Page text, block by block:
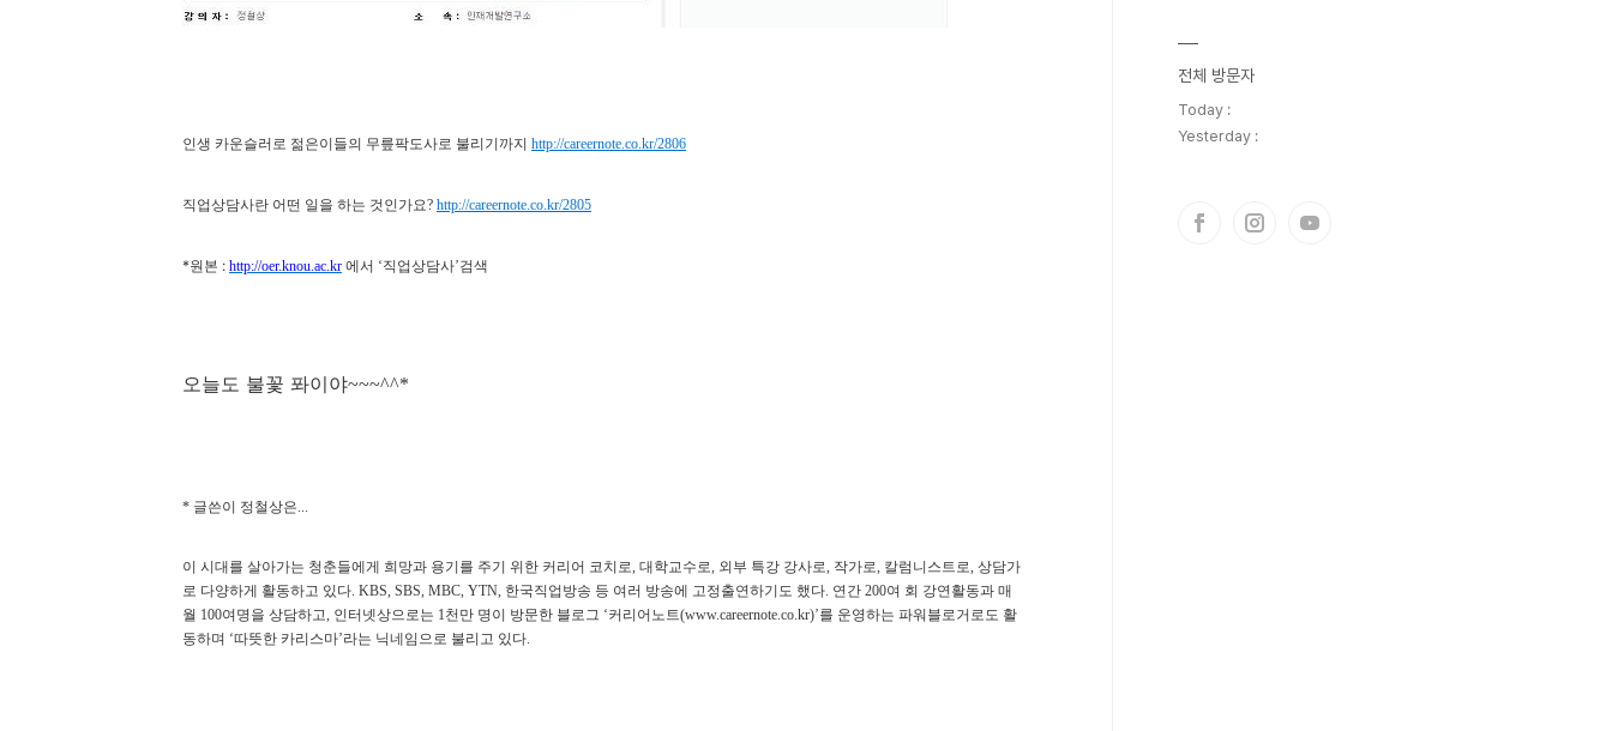
인생 카운슬러로 젊은이들의 무릎팍도사로 불리기까지 http://careernote.co.kr/2806
직업상담사란 어떤 일을 하는 것인가요? http://careernote.co.kr/2805
*원본 : http://oer.knou.ac.kr 에서 ‘직업상담사’검색
오늘도 불꽃 퐈이야~~~^^*
* 글쓴이 정철상은...
이 시대를 살아가는 청춘들에게 희망과 용기를 주기 위한 커리어 코치로, 대학교수로, 외부 특강 강사로, 작가로, 칼럼니스트로, 상담가
로 다양하게 활동하고 있다. KBS, SBS, MBC, YTN, 한국직업방송 등 여러 방송에 고정출연하기도 했다. 연간 200여 회 강연활동과 매
월 100여명을 상담하고, 인터넷상으로는 1천만 명이 방문한 블로그 ‘커리어노트(www.careernote.co.kr)’를 운영하는 파워블로거로도 활
동하며 ‘따뜻한 카리스마’라는 닉네임으로 불리고 있다.
전체 방문자
Today :
Yesterday :